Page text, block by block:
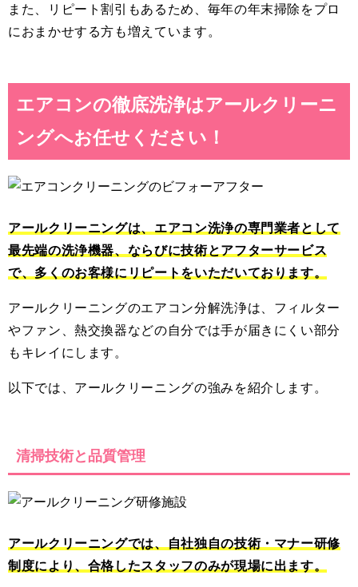
また、リピート割引もあるため、毎年の年末掃除をプロ
におまかせする方も増えています。
エアコンの徹底洗浄はアールクリーニ
ングへお任せください！
アールクリーニングは、エアコン洗浄の専門業者として
最先端の洗浄機器、ならびに技術とアフターサービス
で、多くのお客様にリピートをいただいております。
アールクリーニングのエアコン分解洗浄は、フィルター
やファン、熱交換器などの自分では手が届きにくい部分
もキレイにします。
以下では、アールクリーニングの強みを紹介します。
清掃技術と品質管理
アールクリーニングでは、自社独自の技術・マナー研修
制度により、合格したスタッフのみが現場に出ます。